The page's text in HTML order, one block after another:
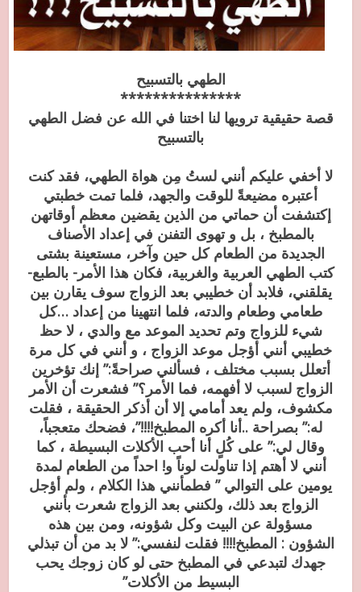
الطهي بالتسبيح
***************
قصة حقيقية ترويها لنا اختنا في الله عن فضل الطهي
بالتسبيح
لا أخفي عليكم أنني لستُ مِن هواة الطهي، فقد كنت
أعتبره مضيعةً للوقت والجهد، فلما تمت خطبتي
إكتشفت أن حماتي من الذين يقضين معظم أوقاتهن
بالمطبخ ، بل و تهوى التفنن في إعداد الأصناف
الجديدة من الطعام كل حين وآخر، مستعينة بشتى
كتب الطهي العربية والغربية، فكان هذا الأمر- بالطبع-
يقلقني، فلابد أن خطيبي بعد الزواج سوف يقارن بين
طعامي وطعام والدته، فلما انتهينا من إعداد …كل
شيء للزواج وتم تحديد الموعد مع والدي ، لا حظ
خطيبي أنني أؤجل موعد الزواج ، و أنني في كل مرة
أتعلل بسبب مختلف ، فسألني صراحةً:” إنك تؤخرين
الزواج لسبب لا أفهمه، فما الأمر؟” فشعرت أن الأمر
مكشوف، ولم يعد أمامي إلا أن أذكر الحقيقة ، فقلت
له:” بصراحة ..أنا أكره المطبخ!!!!”، فضحك متعجباً،
وقال لي:” على كُلٍ أنا أحب الأكلات البسيطة ، كما
أنني لا أهتم إذا تناولت لوناً و! احداً من الطعام لمدة
يومين على التوالي ” فطمأنني هذا الكلام ، ولم أؤجل
الزواج بعد ذلك، ولكنني بعد الزواج شعرت بأنني
مسؤولة عن البيت وكل شؤونه، ومن بين هذه
الشؤون : المطبخ!!!! فقلت لنفسي:” لا بد من أن تبذلي
جهدك لتبدعي في المطبخ حتى لو كان زوجك يحب
البسيط من الأكلات”